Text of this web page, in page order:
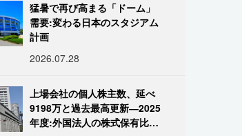
猛暑で再び高まる「ドーム」
需要:変わる日本のスタジアム
計画
2026.07.28
上場会社の個人株主数、延べ
9198万と過去最高更新―2025
年度:外国法人の株式保有比率